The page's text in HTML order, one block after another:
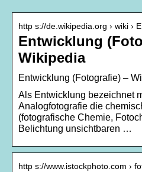
http s://de.wikipedia.org › wiki ›
Entwicklung
Wikipedia
Entwicklung (Fotografie) –
Als Entwicklung bezeichnet
Analogfotografie die
(fotografische Chemie,
Belichtung unsichtbaren …
http s://www.istockphoto.com ›